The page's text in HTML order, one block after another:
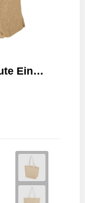
Varai 320 g/m Canvas und Jute Einkaufstasche 23L